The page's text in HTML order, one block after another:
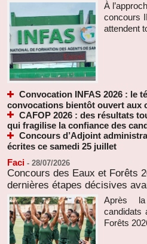
À
concours
attendent
Convocation INFAS 2026 : le
convocations bientôt ouvert aux
CAFOP 2026 : des résultats
qui fragilise la confiance des
Concours d’Adjoint
écrites ce samedi 25 juillet
Faci - 28/07/2026
Concours des Eaux et Forêts
dernières étapes décisives
Après
candidats
Forêts